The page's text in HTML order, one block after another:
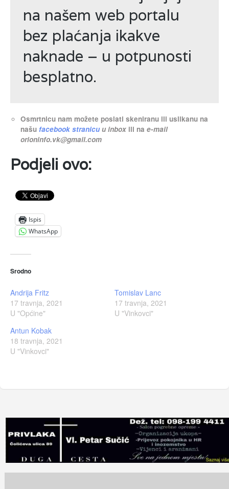
na našem web portalu
bez plaćanja ikakve
naknade – u potpunosti
besplatno.
Osmrtnicu nam možete poslati skeniranu ili uslikanu na
našufacebook stranicuu inbox ili nae-mail
orioninfo.vk@gmail.com
Podjeli ovo:
Ispis
WhatsApp
Srodno
Andrija Fritz
17 travnja, 2021
U "Općine"
Tomislav Lanc
17 travnja, 2021
U "Vinkovci"
Antun Kobak
18 travnja, 2021
U "Vinkovci"